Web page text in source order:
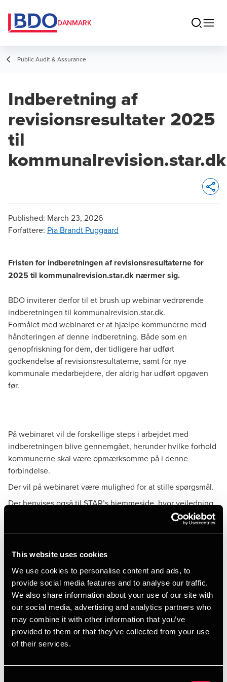
This website uses cookies
We use cookies to personalise content and ads, to
provide social media features and to analyse our traffic.
We also share information about your use of our site with
our social media, advertising and analytics partners who
may combine it with other information that you’ve
provided to them or that they’ve collected from your use
of their services.
DANMARK
Public Audit & Assurance
Indberetning af
revisionsresultater 2025
til
kommunalrevision.star.dk
Published: March 23, 2026
Forfattere: Pia Brandt Puggaard
Fristen for indberetningen af revisionsresultaterne for
2025 til kommunalrevision.star.dk nærmer sig.
BDO inviterer derfor til et brush up webinar vedrørende
indberetningen til kommunalrevision.star.dk.
Formålet med webinaret er at hjælpe kommunerne med
håndteringen af denne indberetning. Både som en
genopfriskning for dem, der tidligere har udført
godkendelse af revisionsresultaterne, samt for nye
kommunale medarbejdere, der aldrig har udført opgaven
før.
På webinaret vil de forskellige steps i arbejdet med
indberetningen blive gennemgået, herunder hvilke forhold
kommunerne skal være opmærksomme på i denne
forbindelse.
Der vil på webinaret være mulighed for at stille spørgsmål.
Der henvises også til STAR’s hjemmeside, hvor vejledning
og spørgsmål/svar i forhold til indberetningen fremgår, som
med fordel kan læse, når der arbejdes med indberetningen
Kommunal revision
Det anbefales de ansvarlige i kommunerne allerede nu
sikrer sig, at adgangen til kommunalrevision.star.dk er aktiv.
Dette for at være klar til at foretage indberetningen, når
revisionen er færdig med indberetningen, og denne er klar
til foreløbig godkendelse.
Frist for endelig godkendelse 31. august 2026